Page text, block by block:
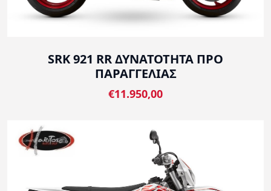
SRK 921 RR ΔΥΝΑΤΟΤΗΤΑ ΠΡΟ
ΠΑΡΑΓΓΕΛΙΑΣ
€11.950,00